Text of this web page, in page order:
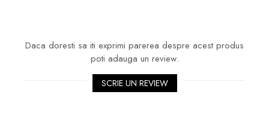
Daca doresti sa iti exprimi parerea despre acest produs
poti adauga un review.
SCRIE UN REVIEW